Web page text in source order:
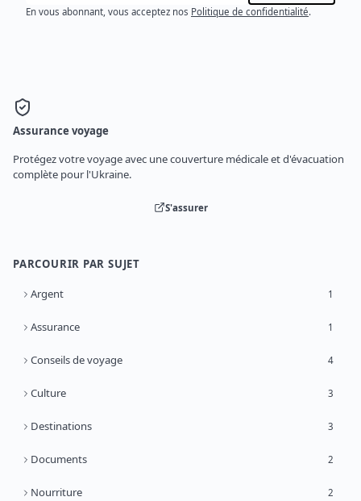
En vous abonnant, vous acceptez nos Politique de confidentialité.
Assurance voyage
Protégez votre voyage avec une couverture médicale et d'évacuation
complète pour l'Ukraine.
S'assurer
PARCOURIR PAR SUJET
Argent 1
Assurance 1
Conseils de voyage 4
Culture 3
Destinations 3
Documents 2
Nourriture 2